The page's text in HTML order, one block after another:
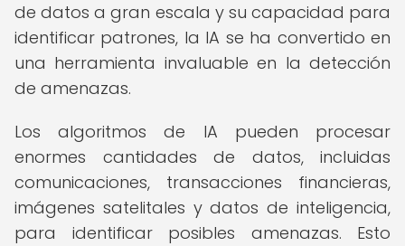
de datos a gran escala y su capacidad para
identificar patrones, la IA se ha convertido en
una herramienta invaluable en la detección
de amenazas.
Los algoritmos de IA pueden procesar
enormes cantidades de datos, incluidas
comunicaciones, transacciones financieras,
imágenes satelitales y datos de inteligencia,
para identificar posibles amenazas. Esto